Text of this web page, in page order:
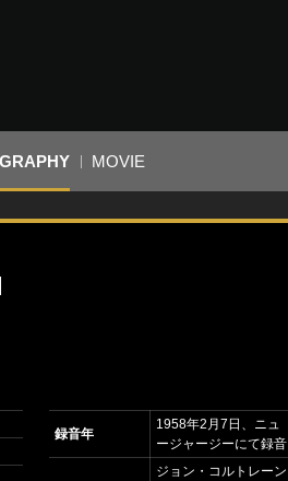
MOVIE
録音年
1958年2月7日、ニュ
ージャージーにて録音
ジョン・コルトレーン